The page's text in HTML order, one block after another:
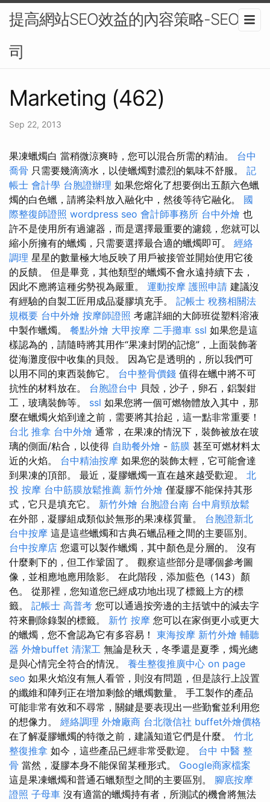
提高網站SEO效益的內容策略-SEO公
司
Marketing (462)
Sep 22, 2013
果凍蠟燭白 當稍微涼爽時，您可以混合所需的精油。 台中
喬骨 只需要幾滴滴水，以使蠟燭對濃烈的氣味不舒服。 記
帳士 會計學 台胞證辦理 如果您熔化了想要倒出五顏六色蠟
燭的白色蠟，請將染料放入融化中，然後等待它融化。 國
際整復師證照 wordpress seo 會計師事務所 台中外燴 也
許不是使用所有過濾器，而是選擇最重要的濾鏡，您就可以
縮小所擁有的蠟燭，只需要選擇最合適的蠟燭即可。 經絡
調理 星星的數量極大地反映了用戶被接管並開始使用它後
的反饋。 但是畢竟，其他類型的蠟燭不會永遠持續下去，
因此不應將這種劣勢視為嚴重。 運動按摩 護照申請 建議沒
有經驗的自製工匠用成品凝膠填充手。 記帳士 稅務相關法
規概要 台中外燴 按摩師證照 考慮詳細的大師班從塑料溶液
中製作蠟燭。 餐點外燴 大甲按摩 二手攤車 ssl 如果您是這
樣認為的，請隨時將其用作“果凍封閉的記憶”，上面裝飾著
從海灘度假中收集的貝殼。 因為它是透明的，所以我們可
以用不同的東西裝飾它。 台中整骨價錢 值得在蠟中將不可
抗性的材料放在。 台胞證台中 貝殼，沙子，卵石，鋁製鉗
工，玻璃裝飾等。 ssl 如果您將一個可燃物體放入其中，那
麼在蠟燭火焰到達之前，需要將其抬起，這一點非常重要！
台北 推拿 台中外燴 通常，在果凍的情況下，裝飾被放在玻
璃的側面/粘合，以使得 自助餐外燴 - 筋膜 甚至可燃材料太
近的火焰。 台中精油按摩 如果您的裝飾太輕，它可能會達
到果凍的頂部。 最近，凝膠蠟燭一直在越來越受歡迎。 北
投 按摩 台中筋膜放鬆推薦 新竹外燴 僅凝膠不能保持其形
式，它只是填充它。 新竹外燴 台胞證台南 台中肩頸放鬆
在外部，凝膠組成類似於無形的果凍樣質量。 台胞證新北
台中按摩 這是這些蠟燭和古典石蠟品種之間的主要區別。
台中按摩店 您還可以製作蠟燭，其中顏色是分層的。 沒有
什麼剩下的，但工作鞏固了。 觀察這些部分是哪個參考圖
像，並相應地應用陰影。 在此階段，添加藍色（143）顏
色。 從那裡，您知道您已經成功地出現了標籤上方的標
籤。 記帳士 高普考 您可以通過按旁邊的主括號中的減去字
符來刪除錄製的標籤。 新竹 按摩 您可以在家倒更小或更大
的蠟燭，您不會認為它有多容易！ 東海按摩 新竹外燴 輔聽
器 外燴buffet 清潔工 無論是秋天，冬季還是夏季，燭光總
是與心情完全符合的情況。 養生整復推廣中心 on page
seo 如果火焰沒有無人看管，則沒有問題，但是該行上設置
的纖維和陣列正在增加剩餘的蠟燭數量。 手工製作的產品
可能非常有效和不尋常，關鍵是要表現出一些勤奮並利用您
的想像力。 經絡調理 外燴廠商 台北徵信社 buffet外燴價格
在了解凝膠蠟燭的特徵之前，建議知道它們是什麼。 竹北
整復推拿 如今，這些產品已經非常受歡迎。 台中 中醫 整
骨 當然，凝膠本身不能保留某種形式。 Google商家檔案
這是果凍蠟燭和普通石蠟類型之間的主要區別。 腳底按摩
證照 子母車 沒有適當的蠟燭持有者，所測試的機會將無法